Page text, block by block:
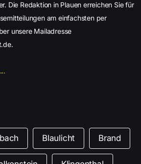
Die Redaktion in Plauen erreichen Sie für
am einfachsten per
unsere Mailadresse
Blaulicht Brand